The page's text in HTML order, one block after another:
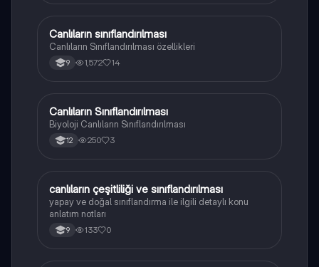
Biyoloji Canlıların sınıflandırılması
Canlıların Sınıflandırılması özellikleri
9 1,572 14
Biyoloji
Canlıların Sınıflandırılması
Biyoloji Canlıların Sınıflandırılması
12 250 3
Biyoloji
canlıların çeşitliliği ve sınıflandırılması
yapay ve doğal sınıflandırma ile ilgili detaylı konu
anlatım notları
9 133 0